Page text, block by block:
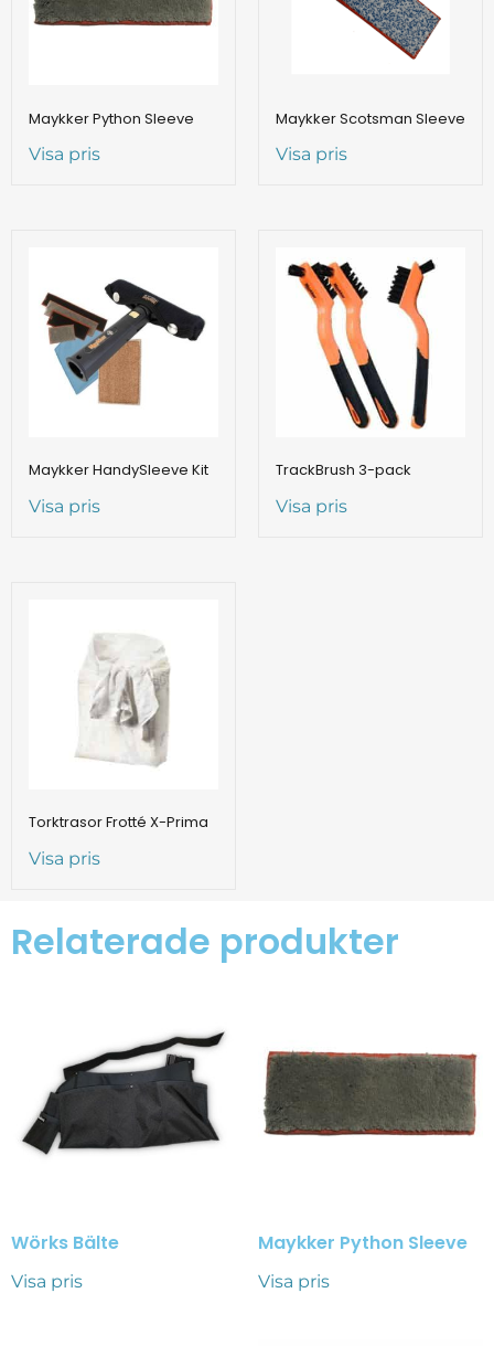
Maykker Python Sleeve
Visa pris
Maykker Scotsman Sleeve
Visa pris
Maykker HandySleeve Kit
Visa pris
TrackBrush 3-pack
Visa pris
Torktrasor Frotté X-Prima
Visa pris
Relaterade produkter
Wörks Bälte
Visa pris
Maykker Python Sleeve
Visa pris